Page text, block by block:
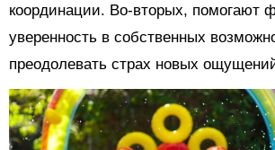
координации. Во-вторых, помогают
уверенность в собственных
преодолевать страх новых